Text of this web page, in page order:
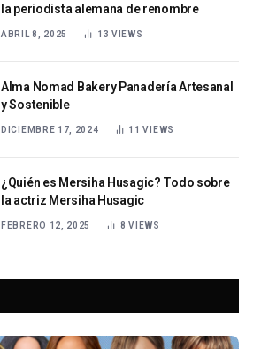
la periodista alemana de renombre
ABRIL 8, 2025 13 VIEWS
Alma Nomad Bakery Panadería Artesanal
y Sostenible
DICIEMBRE 17, 2024 11VIEWS
¿Quién es Mersiha Husagic? Todo sobre
la actriz Mersiha Husagic
FEBRERO 12, 2025 8VIEWS